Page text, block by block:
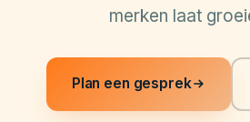
merken laat
Plan een gesprek